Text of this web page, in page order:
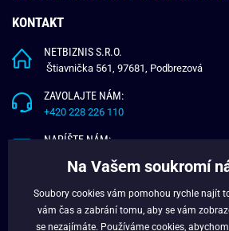
KONTAKT
NETBIZNIS S.R.O.
Štiavnička 561, 97681, Podbrezová
ZAVOLAJTE NÁM:
+420 228 226 110
NAPÍŠTE NÁM:
O NÁS
Na Vašem soukromí
Soubory cookies vám pomohou rychle najít
vám čas a zabrání tomu, aby se vám
se nezajímáte. Používáme cookies ,